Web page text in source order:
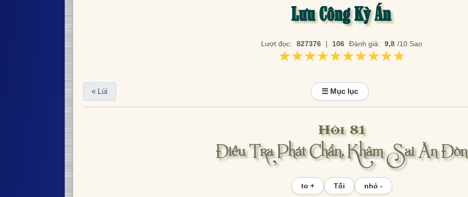
Lưu Công Kỳ Án
Lượt đọc: 827376 | 106 Đánh giá: 9,8 /10 Sao
★★★★★★★★★★
★★★★★★★★★★
« Lùi ☰ Mục lục
Hồi 81
Điều Tra Phát Chẩn, Khâm Sai Ăn Đòn
to + Tối nhỏ -